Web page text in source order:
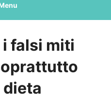
falsi miti
dieta